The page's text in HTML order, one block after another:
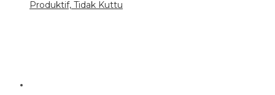
Produktif, Tidak Kuttu